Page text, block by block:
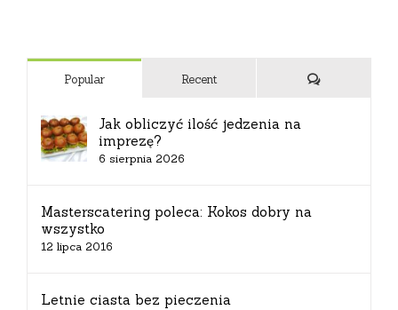
Popular Recent Komentarze
Jak obliczyć ilość jedzenia na
imprezę?
6 sierpnia 2026
Masterscatering poleca: Kokos dobry na
wszystko
12 lipca 2016
Letnie ciasta bez pieczenia